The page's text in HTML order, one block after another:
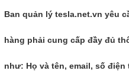
Ban quản lý tesla.net.vn yêu
hàng phải cung cấp đầy đủ
như: Họ và tên, email, số